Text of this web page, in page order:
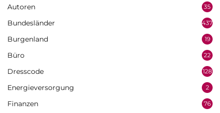
Autoren 35
Bundesländer 437
Burgenland 19
Büro 22
Dresscode 128
Energieversorgung 2
Finanzen 76